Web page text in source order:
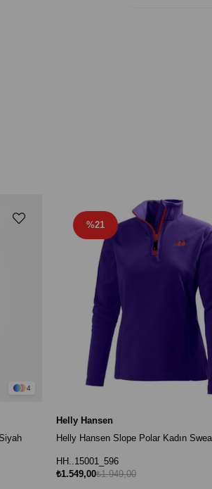
4
Helly Hansen
Helly Hansen Slope Polar Kadın
HH..15001_596
₺1.549,00₺1.949,00
%21